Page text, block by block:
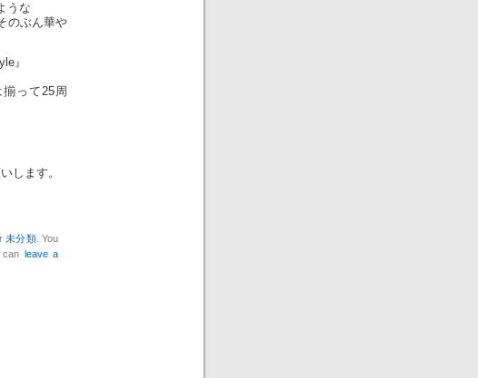
うな
のぶん華や
』
って25周
します。
未分類. You
leave a